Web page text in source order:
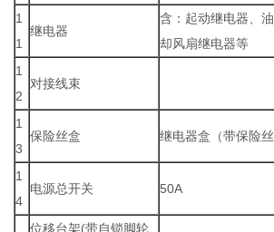
1
1
继电器
含：起动继电器、
却风扇继电器等
1
2
对接线束
1
3
保险丝盒 继电器盒（带保险
1
4
电源总开关 50A
位移台架(带自锁脚轮